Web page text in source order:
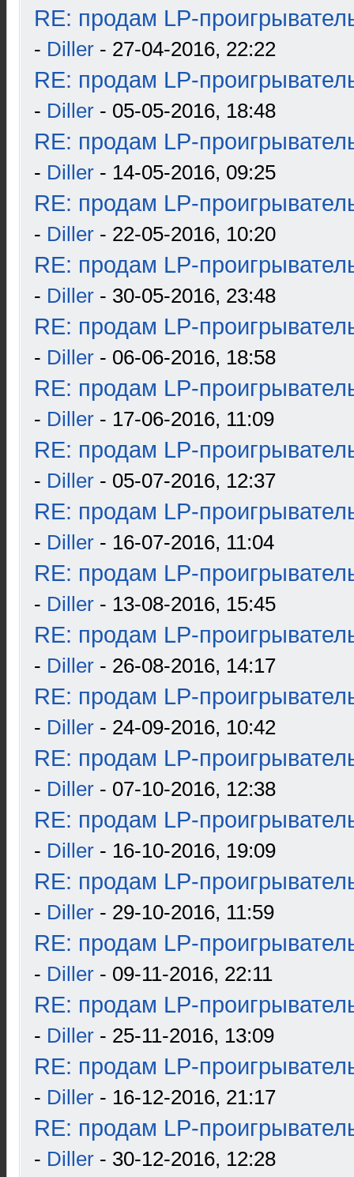
RE: продам LP-
- Diller - 27-04-2016, 22:22
RE: продам LP-
- Diller - 05-05-2016, 18:48
RE: продам LP-
- Diller - 14-05-2016, 09:25
RE: продам LP-
- Diller - 22-05-2016, 10:20
RE: продам LP-
- Diller - 30-05-2016, 23:48
RE: продам LP-
- Diller - 06-06-2016, 18:58
RE: продам LP-
- Diller - 17-06-2016, 11:09
RE: продам LP-
- Diller - 05-07-2016, 12:37
RE: продам LP-
- Diller - 16-07-2016, 11:04
RE: продам LP-
- Diller - 13-08-2016, 15:45
RE: продам LP-
- Diller - 26-08-2016, 14:17
RE: продам LP-
- Diller - 24-09-2016, 10:42
RE: продам LP-
- Diller - 07-10-2016, 12:38
RE: продам LP-
- Diller - 16-10-2016, 19:09
RE: продам LP-
- Diller - 29-10-2016, 11:59
RE: продам LP-
- Diller - 09-11-2016, 22:11
RE: продам LP-
- Diller - 25-11-2016, 13:09
RE: продам LP-
- Diller - 16-12-2016, 21:17
RE: продам LP-
- Diller - 30-12-2016, 12:28